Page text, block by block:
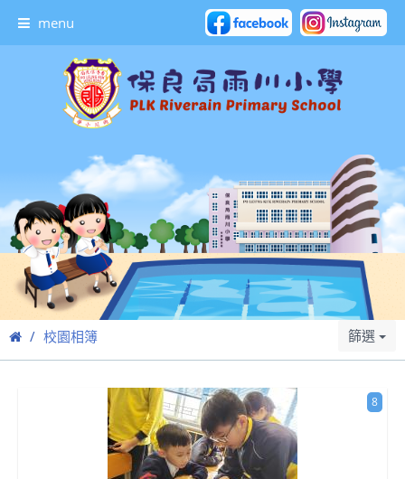
menu
校園相簿 篩選
8